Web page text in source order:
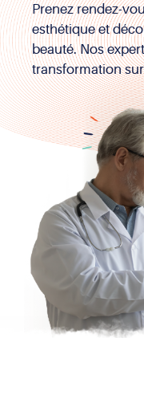
Prenez rendez-
esthétique et
beauté. Nos
transformation